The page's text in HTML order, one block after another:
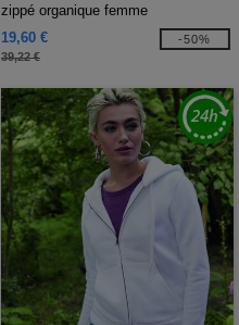
zippé organique femme
19,60 €
39,22 €
-50%